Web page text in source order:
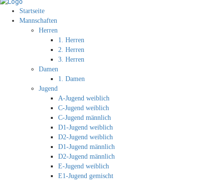
Startseite
Mannschaften
Herren
1. Herren
2. Herren
3. Herren
Damen
1. Damen
Jugend
A-Jugend weiblich
C-Jugend weiblich
C-Jugend männlich
D1-Jugend weiblich
D2-Jugend weiblich
D1-Jugend männlich
D2-Jugend männlich
E-Jugend weiblich
E1-Jugend gemischt